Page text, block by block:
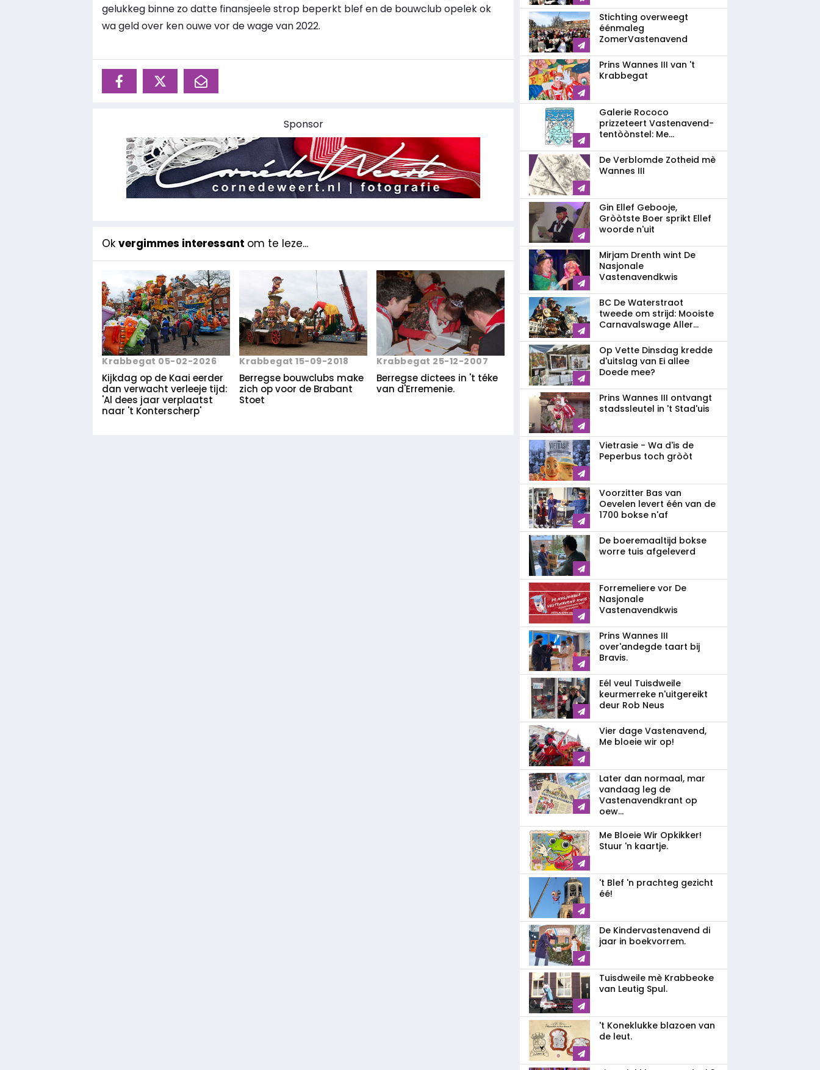
gelukkeg binne zo datte finansjeele strop beperkt blef en de bouwclub opelek ok
wa geld over ken ouwe vor de wage van 2022.
Sponsor
Ok vergimmes interessant om te leze...
Krabbegat 05-02-2026
Kijkdag op de Kaai eerder
dan verwacht verleeje tijd:
'Al dees jaar verplaatst
naar 't Konterscherp'
Krabbegat 15-09-2018
Berregse bouwclubs make
zich op voor de Brabant
Stoet
Krabbegat 25-12-2007
Berregse dictees in 't téke
van d'Erremenie.
Stichting overweegt
éénmaleg
ZomerVastenavend
Prins Wannes III van 't
Krabbegat
Galerie Rococo
prizzeteert Vastenavend­
tentòònstel: Me...
De Verblomde Zotheid mè
Wannes III
Gin Ellef Gebooje,
Gròòtste Boer sprikt Ellef
woorde n'uit
Mirjam Drenth wint De
Nasjonale
Vastenavendkwis
BC De Waterstraot
tweede om strijd: Mooiste
Carnavalswage Aller...
Op Vette Dinsdag kredde
d'uitslag van Ei allee
Doede mee?
Prins Wannes III ontvangt
stadssleutel in 't Stad'uis
Vietrasie - Wa d'is de
Peperbus toch gròòt
Voorzitter Bas van
Oevelen levert één van de
1700 bokse n'af
De boeremaaltijd bokse
worre tuis afgeleverd
Forremeliere vor De
Nasjonale
Vastenavendkwis
Prins Wannes III
over'andegde taart bij
Bravis.
Eél veul Tuisdweile
keurmerreke n'uitgereikt
deur Rob Neus
Vier dage Vastenavend,
Me bloeie wir op!
Later dan normaal, mar
vandaag leg de
Vastenavendkrant op
oew...
Me Bloeie Wir Opkikker!
Stuur 'n kaartje.
't Blef 'n prachteg gezicht
éé!
De Kindervastenavend di
jaar in boekvorrem.
Tuisdweile mè Krabbeoke
van Leutig Spul.
't Koneklukke blazoen van
de leut.